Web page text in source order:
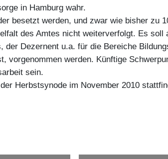
in Hamburg wahr.
besetzt werden, und zwar wie bisher zu
des Amtes nicht weiterverfolgt. Es
der Dezernent u.a. für die Bereiche
vorgenommen werden. Künftige
sein.
Herbstsynode im November 2010